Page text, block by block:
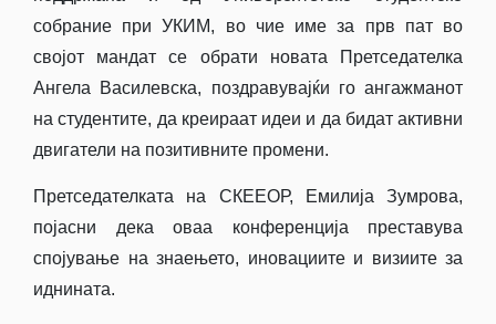
собрание при УКИМ, во чие име за прв пат во
својот мандат се обрати новата Претседателка
Ангела Василевска, поздравувајќи го ангажманот
на студентите, да креираат идеи и да бидат активни
двигатели на позитивните промени.
Претседателката на СКЕЕОР, Емилија Зумрова,
појасни дека оваа конференција преставува
спојување на знаењето, иновациите и визиите за
иднината.